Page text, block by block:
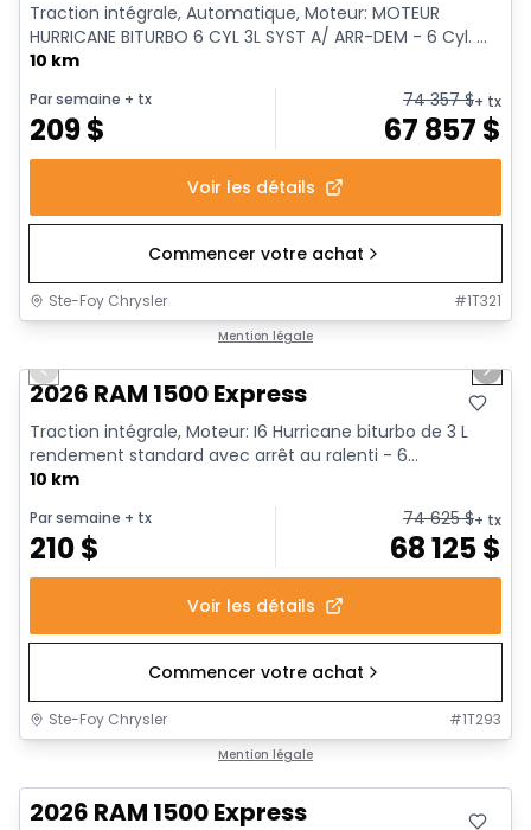
Traction intégrale, Automatique, Moteur: MOTEUR
HURRICANE BITURBO 6 CYL 3L SYST A/ ARR-DEM - 6 Cyl. ...
10 km
Par semaine + tx
209$
74 357$+ tx
67 857 $
Voir les détails
Commencer votre achat
Ste-Foy Chrysler #1T321
Mention légale
Previous slide Next
2026 RAM 1500 Express
Traction intégrale, Moteur: I6 Hurricane biturbo de 3 L
rendement standard avec arrêt au ralenti - 6...
10 km
Par semaine + tx
210$
74 625$+ tx
68 125$
Voir les détails
Commencer votre achat
Ste-Foy Chrysler #1T293
Mention légale
2026 RAM 1500 Express